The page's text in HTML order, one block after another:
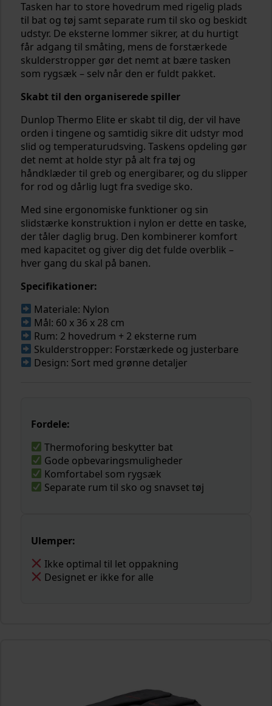
Tasken har to store hovedrum med rigelig plads
til bat og tøj samt separate rum til sko og beskidt
udstyr. De eksterne lommer sikrer, at du hurtigt
får adgang til småting, mens de forstærkede
skulderstropper gør det nemt at bære tasken
som rygsæk – selv når den er fuldt pakket.
Skabt til den organiserede spiller
Dunlop Thermo Elite er skabt til dig, der vil have
orden i tingene og samtidig sikre dit udstyr mod
slid og temperaturudsving. Taskens opdeling gør
det nemt at holde styr på alt fra tøj og
håndklæder til greb og energibarer, og du slipper
for rod og dårlig lugt fra svedige sko.
Med sine ergonomiske funktioner og sin
slidstærke konstruktion i nylon er dette en taske,
der tåler daglig brug. Den kombinerer komfort
med kapacitet og giver dig det fulde overblik –
hver gang du skal på banen.
Specifikationer:
Materiale: Nylon
Mål: 60 x 36 x 28 cm
Rum: 2 hovedrum + 2 eksterne rum
Skulderstropper: Forstærkede og justerbare
Design: Sort med grønne detaljer
Fordele:
Thermoforing beskytter bat
Gode opbevaringsmuligheder
Komfortabel som rygsæk
Separate rum til sko og snavset tøj
Ulemper:
Ikke optimal til let oppakning
Designet er ikke for alle